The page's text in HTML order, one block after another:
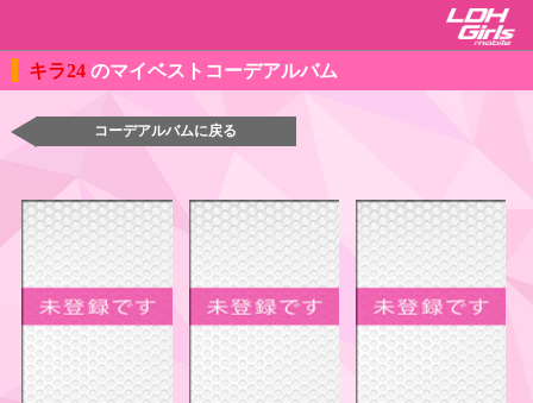
キラ24 のマイベストコーデアルバム
コーデアルバムに戻る